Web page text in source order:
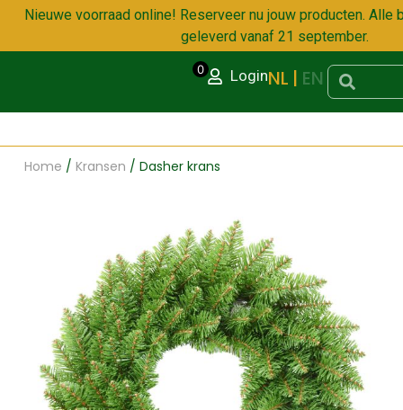
Nieuwe voorraad online! Reserveer nu jouw producten. Alle
geleverd vanaf 21 september.
NL EN
Login
0
Home / Kransen / Dasher krans